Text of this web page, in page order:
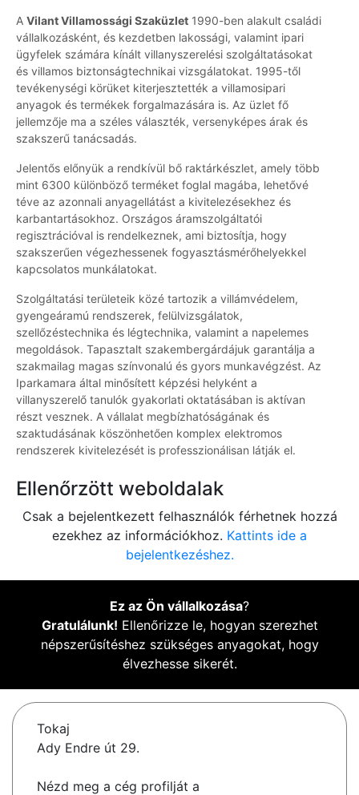
A Vilant Villamossági Szaküzlet 1990-ben alakult családi
vállalkozásként, és kezdetben lakossági, valamint ipari
ügyfelek számára kínált villanyszerelési szolgáltatásokat
és villamos biztonságtechnikai vizsgálatokat. 1995-től
tevékenységi körüket kiterjesztették a villamosipari
anyagok és termékek forgalmazására is. Az üzlet fő
jellemzője ma a széles választék, versenyképes árak és
szakszerű tanácsadás.
Jelentős előnyük a rendkívül bő raktárkészlet, amely több
mint 6300 különböző terméket foglal magába, lehetővé
téve az azonnali anyagellátást a kivitelezésekhez és
karbantartásokhoz. Országos áramszolgáltatói
regisztrációval is rendelkeznek, ami biztosítja, hogy
szakszerűen végezhessenek fogyasztásmérőhelyekkel
kapcsolatos munkálatokat.
Szolgáltatási területeik közé tartozik a villámvédelem,
gyengeáramú rendszerek, felülvizsgálatok,
szellőzéstechnika és légtechnika, valamint a napelemes
megoldások. Tapasztalt szakembergárdájuk garantálja a
szakmailag magas színvonalú és gyors munkavégzést. Az
Iparkamara által minősített képzési helyként a
villanyszerelő tanulók gyakorlati oktatásában is aktívan
részt vesznek. A vállalat megbízhatóságának és
szaktudásának köszönhetően komplex elektromos
rendszerek kivitelezését is professzionálisan látják el.
Ellenőrzött weboldalak
Csak a bejelentkezett felhasználók férhetnek hozzá
ezekhez az információkhoz. Kattints ide a
bejelentkezéshez.
Ez az Ön vállalkozása?
Gratulálunk! Ellenőrizze le, hogyan szerezhet
népszerűsítéshez szükséges anyagokat, hogy
élvezhesse sikerét.
Tokaj
Ady Endre út 29.
Nézd meg a cég profilját a